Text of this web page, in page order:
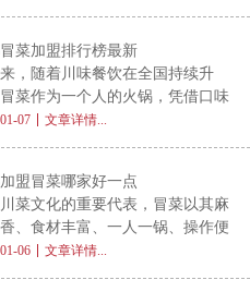
盛。然而，对于初次创业者而
关心的问题往往是： 开一家冒
概需要投资多少钱 ？本文将从
度为您详细拆解冒菜店的启动成
助您科学规划预算，降低创业风
一、影响投资金额的核心因素 冒
投资并非固定数字，而是受多种
菜加盟排行榜最新
，随着川味餐饮在全国持续升
菜作为一个人的火锅，凭借口味
出餐高效、投资门槛适中等优
量成熟且具有代表性的连锁品
少投资者在考察项目时，都会搜
都冒菜加盟排行榜最新 这类关键
望借助权威榜单快速锁定优质品
而，在信息纷繁复杂的招商市场
07 文章详情...
盟冒菜哪家好一点
菜文化的重要代表，冒菜以其麻
、食材丰富、一人一锅、操作便
点，近年来在全国餐饮市场持续
06 文章详情...